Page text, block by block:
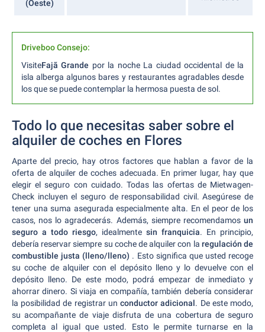
(Oeste)
Driveboo Consejo:
VisiteFajã Grande por la noche La ciudad occidental de la
isla alberga algunos bares y restaurantes agradables desde
los que se puede contemplar la hermosa puesta de sol.
Todo lo que necesitas saber sobre el
alquiler de coches en Flores
Aparte del precio, hay otros factores que hablan a favor de la
oferta de alquiler de coches adecuada. En primer lugar, hay que
elegir el seguro con cuidado. Todas las ofertas de Mietwagen-
Check incluyen el seguro de responsabilidad civil. Asegúrese de
tener una suma asegurada especialmente alta. En el peor de los
casos, nos lo agradecerás. Además, siempre recomendamos un
seguro a todo riesgo, idealmente sin franquicia. En principio,
debería reservar siempre su coche de alquiler con la regulación de
combustible justa (lleno/lleno) . Esto significa que usted recoge
su coche de alquiler con el depósito lleno y lo devuelve con el
depósito lleno. De este modo, podrá empezar de inmediato y
ahorrar dinero. Si viaja en compañía, también debería considerar
la posibilidad de registrar unconductor adicional. De este modo,
su acompañante de viaje disfruta de una cobertura de seguro
completa al igual que usted. Esto le permite turnarse en la